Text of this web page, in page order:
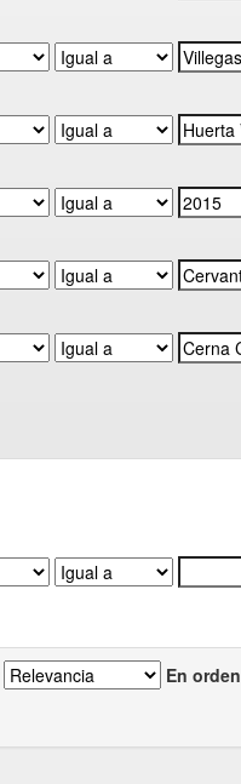
En orden